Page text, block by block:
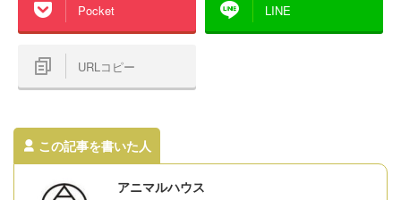
Pocket LINE
URLコピー
この記事を書いた人
アニマルハウス